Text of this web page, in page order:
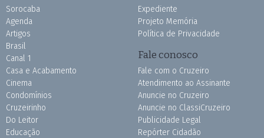
Sorocaba
Agenda
Artigos
Brasil
Canal 1
Casa e Acabamento
Cinema
Condomínios
Cruzeirinho
Do Leitor
Educação
Expediente
Projeto Memória
Política de Privacidade
Fale conosco
Fale com o Cruzeiro
Atendimento ao Assinante
Anuncie no Cruzeiro
Anuncie no ClassiCruzeiro
Publicidade Legal
Repórter Cidadão